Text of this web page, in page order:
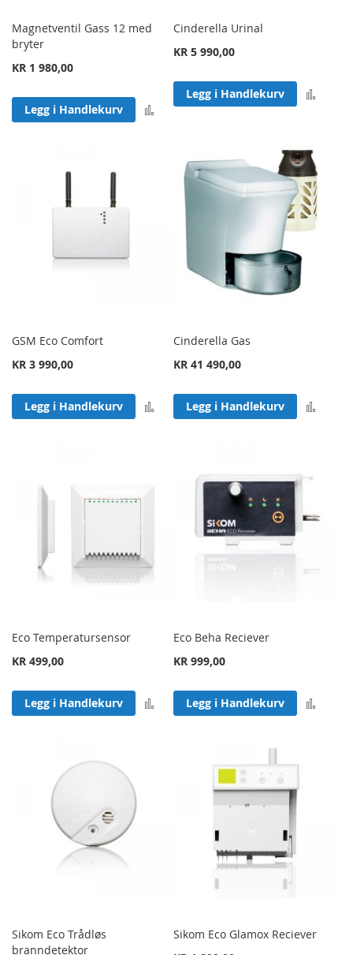
Magnetventil Gass 12 med
bryter
KR 1 980,00
Legg i Handlekurv Legg til sammenligning
Cinderella Urinal
KR 5 990,00
Legg i Handlekurv
GSM Eco Comfort
KR 3 990,00
Legg i Handlekurv Legg til sammenligning
Cinderella Gas
KR 41 490,00
Legg i Handlekurv
Eco Temperatursensor
KR 499,00
Legg i Handlekurv Legg til sammenligning
Eco Beha Reciever
KR 999,00
Legg i Handlekurv
Sikom Eco Trådløs
branndetektor
Sikom Eco Glamox Reciever